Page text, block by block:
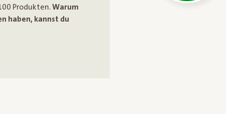
Produkten.Warum
haben, kannst du